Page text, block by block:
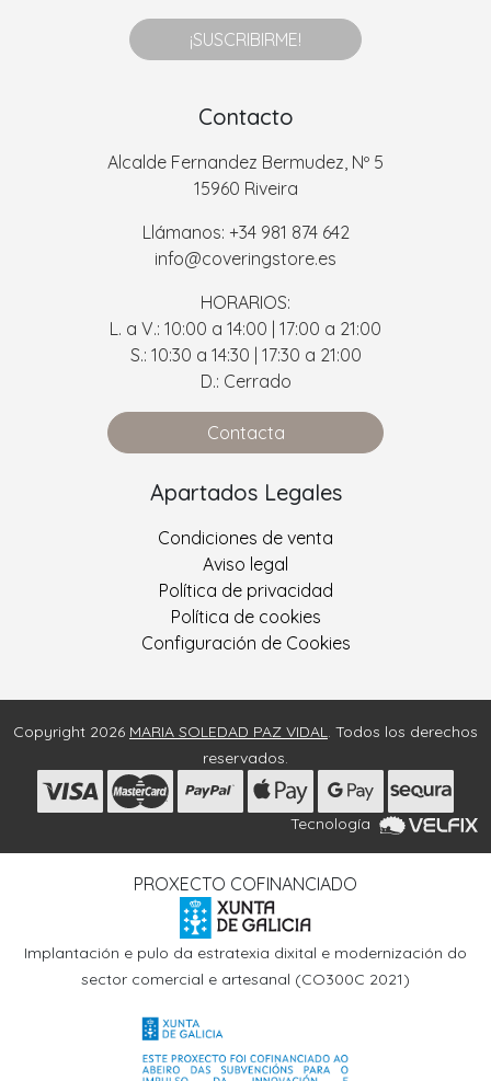
¡SUSCRIBIRME!
Contacto
Alcalde Fernandez Bermudez, Nº 5
15960 Riveira
Llámanos: +34 981 874 642
info@coveringstore.es
HORARIOS:
L. a V.: 10:00 a 14:00 | 17:00 a 21:00
S.: 10:30 a 14:30 | 17:30 a 21:00
D.: Cerrado
Contacta
Apartados Legales
Condiciones de venta
Aviso legal
Política de privacidad
Política de cookies
Configuración de Cookies
Copyright 2026 MARIA SOLEDAD PAZ VIDAL. Todos los derechos
reservados.
Tecnología
PROXECTO COFINANCIADO
Implantación e pulo da estratexia dixital e modernización do
sector comercial e artesanal (CO300C 2021)